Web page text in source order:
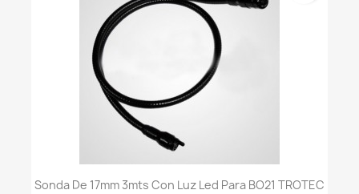
Sonda De 17mm 3mts Con Luz Led Para BO21 TROTEC